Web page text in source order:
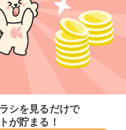
シを見るだけで
が貯まる！